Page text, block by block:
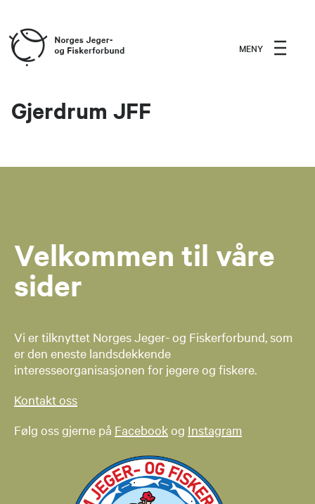
MENY
Gjerdrum JFF
Velkommen til våre
sider
Vi er tilknyttet Norges Jeger- og Fiskerforbund, som
er den eneste landsdekkende
interesseorganisasjonen for jegere og fiskere.
Kontakt oss
Følg oss gjerne på Facebookog Instagram